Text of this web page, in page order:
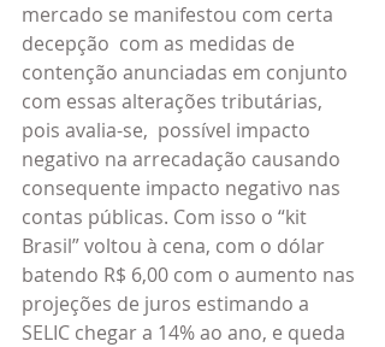
mercado se manifestou com certa
decepção  com as medidas de
contenção anunciadas em conjunto
com essas alterações tributárias,
pois avalia-se,  possível impacto
negativo na arrecadação causando
consequente impacto negativo nas
contas públicas. Com isso o “kit
Brasil” voltou à cena, com o dólar
batendo R$ 6,00 com o aumento nas
projeções de juros estimando a
SELIC chegar a 14% ao ano, e queda